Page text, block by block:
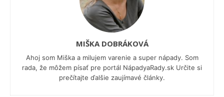
MIŠKA DOBRÁKOVÁ
Ahoj som Miška a milujem varenie a super nápady. Som
rada, že môžem písať pre portál NápadyaRady.sk Určite si
prečítajte ďalšie zaujímavé články.